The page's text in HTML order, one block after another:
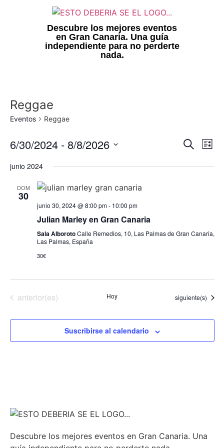
Descubre los mejores eventos
en Gran Canaria. Una guía
independiente para no perderte
nada.
Reggae
Eventos Reggae
de
de
BuscarLista
6/30/2024 - 8/8/2026
fecha.
junio 2024
DOM
30
junio 30, 2024 @ 8:00 pm- 10:00 pm
Julian Marley en Gran Canaria
Sala AlborotoCalle Remedios, 10, Las Palmas de Gran Canaria,
Las Palmas, España
30€
Eventos
anterior(es) Hoy Eventos
siguiente(s)
Suscribirse al calendario
Descubre los mejores eventos en Gran Canaria. Una